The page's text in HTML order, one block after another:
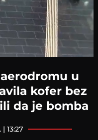
u
kofer bez
da je bomba
| 13:27